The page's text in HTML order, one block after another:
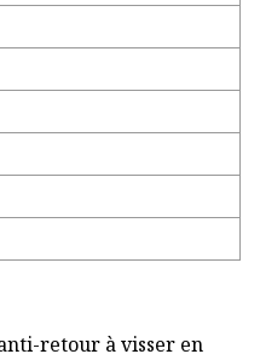
anti-retour à visser en